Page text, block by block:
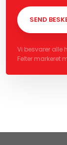
Vi besvarer alle
Felter markeret